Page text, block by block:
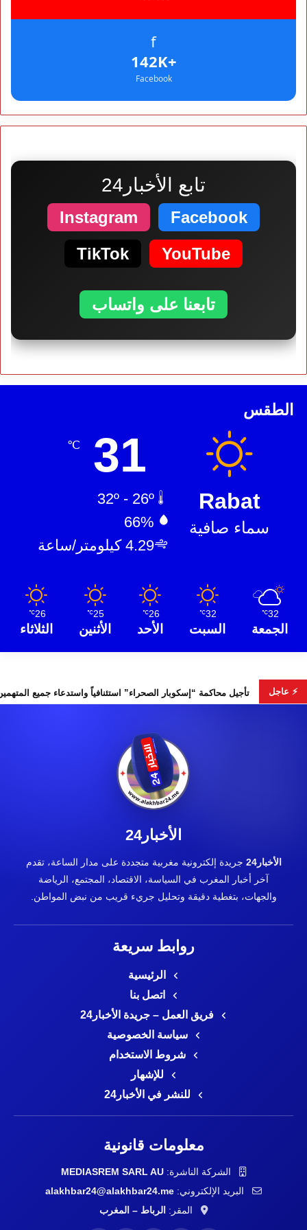
f
+142K
Facebook
تابع الأخبار24
Facebook
Instagram
YouTube
TikTok
تابعنا على واتساب
الطقس
Rabat
سماء صافية
31
℃
66%
4.29 كيلومتر/ساعة
32
℃
الجمعة
32
℃
السبت
26
℃
الأحد
25
℃
الأثنين
26
℃
الثلاثاء
⚡ عاجلالتشريعية تأجيل محاكمة “إسكوبار الصحراء” استئنافياً
الأخبار24
الأخبار24
جريدة إلكترونية مغربية متجددة على مدار الساعة، تقدم
آخر أخبار المغرب في السياسة، الاقتصاد، المجتمع، الرياضة
والجهات، بتغطية دقيقة وتحليل جريء قريب من نبض المواطن.
روابط سريعة
الرئيسية
اتصل بنا
فريق العمل – جريدة الأخبار24
سياسة الخصوصية
شروط الاستخدام
للإشهار
للنشر في الأخبار24
معلومات قانونية
الشركة الناشرة:MEDIASREM SARL AU
البريد الإلكتروني: alakhbar24@alakhbar24.me
المقر:الرباط – المغرب